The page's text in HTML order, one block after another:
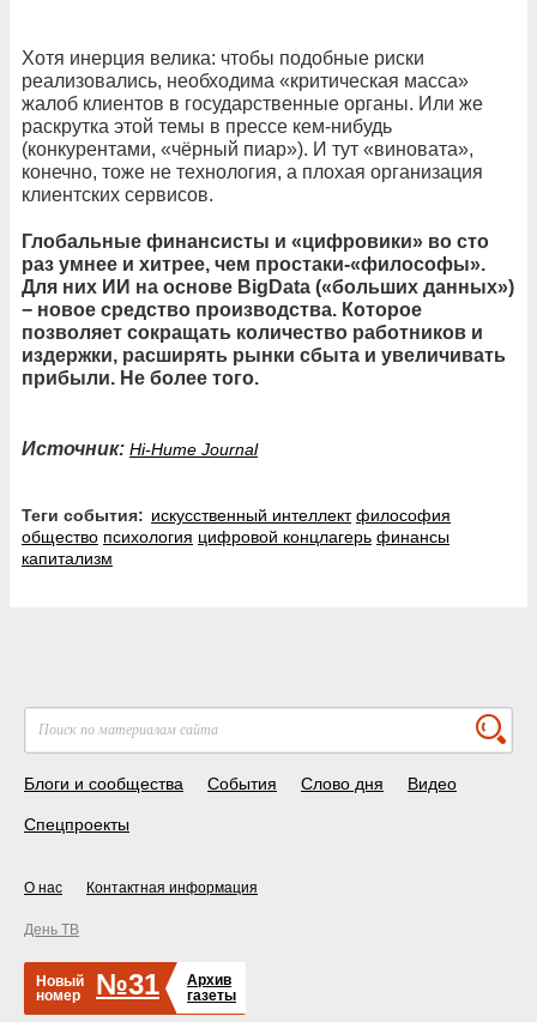
Хотя инерция велика: чтобы подобные риски
реализовались, необходима «критическая масса»
жалоб клиентов в государственные органы. Или же
раскрутка этой темы в прессе кем-нибудь
(конкурентами, «чёрный пиар»). И тут «виновата»,
конечно, тоже не технология, а плохая организация
клиентских сервисов.
Глобальные финансисты и «цифровики» во сто
раз умнее и хитрее, чем простаки-«философы».
Для них ИИ на основе BigData («больших данных»)
− новое средство производства. Которое
позволяет сокращать количество работников и
издержки, расширять рынки сбыта и увеличивать
прибыли. Не более того.
Источник: Hi-Hume Journal
Теги события: искусственный интеллект философия
общество психология цифровой концлагерь финансы
капитализм
Блоги и сообщества События Слово дня Видео
Спецпроекты
О нас Контактная информация
День ТВ
Новый
номер
№31
Архив
газеты